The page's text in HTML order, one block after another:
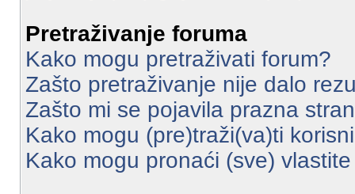
Pretraživanje foruma
Kako mogu pretraživati forum?
Zašto pretraživanje nije dalo
Zašto mi se pojavila prazna
Kako mogu (pre)traži(va)ti
Kako mogu pronaći (sve)